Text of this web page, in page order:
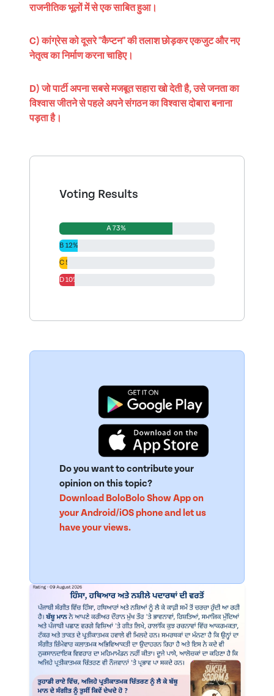
राजनीतिक भूलों में से एक साबित हुआ।
C) कांग्रेस को दूसरे "कैप्टन" की तलाश छोड़कर एकजुट और नए
नेतृत्व का निर्माण करना चाहिए।
D) जो पार्टी अपना सबसे मजबूत सहारा खो देती है, उसे जनता का
विश्वास जीतने से पहले अपने संगठन का विश्वास दोबारा बनाना
पड़ता है।
Voting Results
A 73%
B 12%
C 5%
D 10%
Do you want to contribute your
opinion on this topic?
Download BoloBolo Show App on
your Android/iOS phone and let us
have your views.